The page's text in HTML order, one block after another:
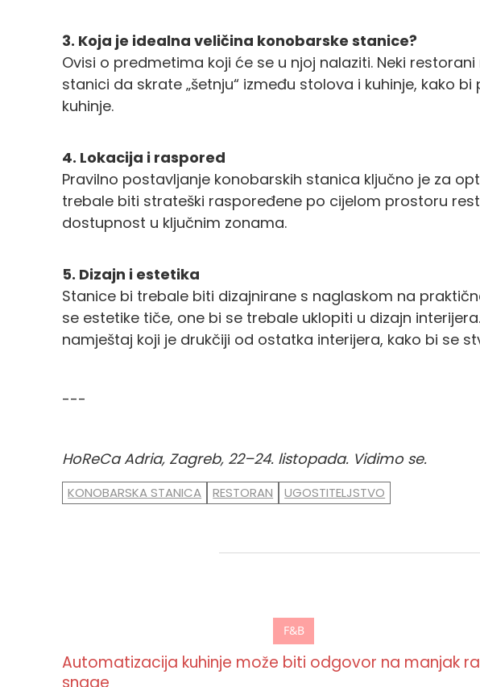
3. Koja je idealna veličina konobarske stanice?
Ovisi o predmetima koji će se u njoj nalaziti. Neki
stanici da skrate „šetnju“ između stolova i kuhinje, kako
kuhinje.
4. Lokacija i raspored
Pravilno postavljanje konobarskih stanica ključno je za
trebale biti strateški raspoređene po cijelom prostoru
dostupnost u ključnim zonama.
5. Dizajn i estetika
Stanice bi trebale biti dizajnirane s naglaskom na
se estetike tiče, one bi se trebale uklopiti u dizajn
namještaj koji je drukčiji od ostatka interijera, kako bi se
---
HoReCa Adria, Zagreb, 22–24. listopada. Vidimo se.
KONOBARSKA STANICA RESTORAN UGOSTITELJSTVO
F&B
Automatizacija kuhinje može biti odgovor na manjak
snage